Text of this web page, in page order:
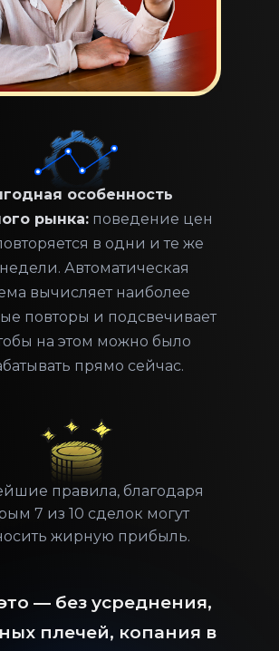
особенность
рынка:поведение цен
в одни и те же
Автоматическая
вычисляет наиболее
повторы и подсвечивает
на этом можно было
прямо сейчас.
правила, благодаря
7 из 10 сделок могут
жирную прибыль.
— без усреднения,
плечей, копания в